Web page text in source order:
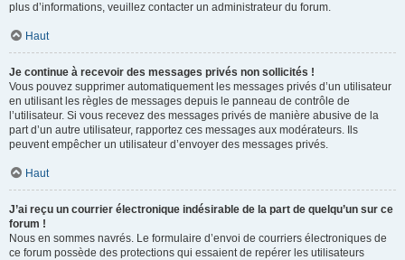
plus d’informations, veuillez contacter un administrateur du forum.
Haut
Je continue à recevoir des messages privés non sollicités !
Vous pouvez supprimer automatiquement les messages privés d’un utilisateur
en utilisant les règles de messages depuis le panneau de contrôle de
l’utilisateur. Si vous recevez des messages privés de manière abusive de la
part d’un autre utilisateur, rapportez ces messages aux modérateurs. Ils
peuvent empêcher un utilisateur d’envoyer des messages privés.
Haut
J’ai reçu un courrier électronique indésirable de la part de quelqu’un sur ce
forum !
Nous en sommes navrés. Le formulaire d’envoi de courriers électroniques de
ce forum possède des protections qui essaient de repérer les utilisateurs